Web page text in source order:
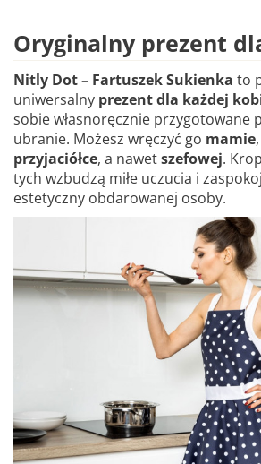
Oryginalny prezent
Nitly Dot – Fartuszek Sukienka to
uniwersalny prezent dla każdej
sobie własnoręcznie przygotowane
ubranie. Możesz wręczyć go mamie,
przyjaciółce, a nawetszefowej.
tych wzbudzą miłe uczucia i
estetyczny obdarowanej osoby.